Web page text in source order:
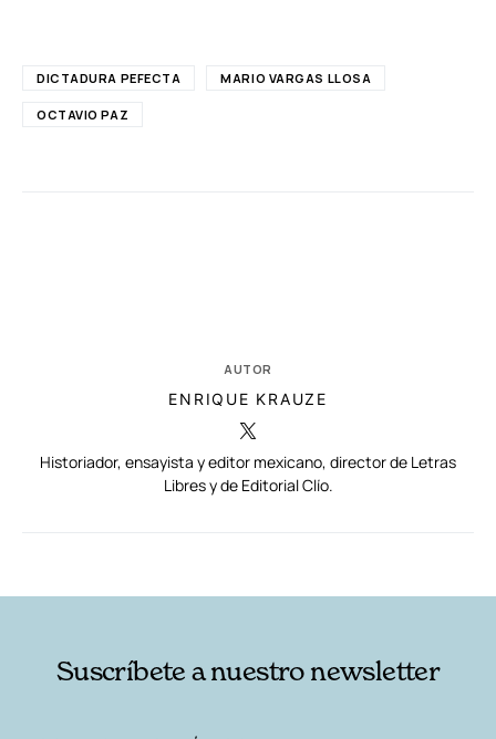
DICTADURA PEFECTA MARIO VARGAS LLOSA
OCTAVIO PAZ
AUTOR
ENRIQUE KRAUZE
Historiador, ensayista y editor mexicano, director de Letras
Libres y de Editorial Clío.
Suscríbete a nuestro newsletter